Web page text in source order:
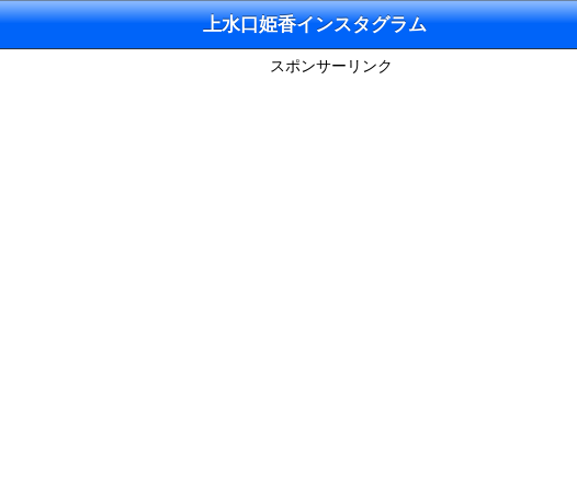
上水口姫香インスタグラム
スポンサーリンク